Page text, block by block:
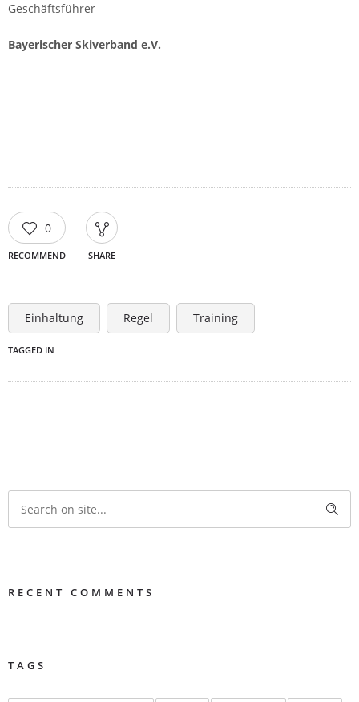
Geschäftsführer
Bayerischer Skiverband e.V.
0
RECOMMEND SHARE
Einhaltung Regel Training
TAGGED IN
RECENT COMMENTS
TAGS